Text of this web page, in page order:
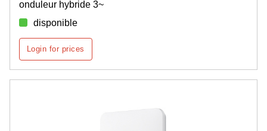
onduleur hybride 3~
disponible
Login for prices